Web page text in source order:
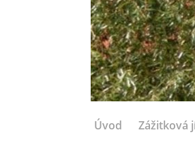
Úvod Zážitková